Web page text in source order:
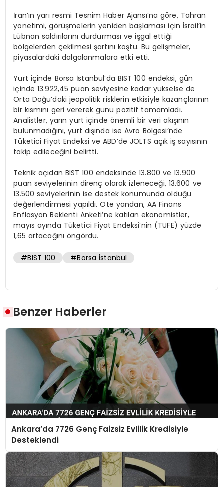
İran’ın yarı resmi Tesnim Haber Ajansı’na göre, Tahran
yönetimi, görüşmelerin yeniden başlaması için İsrail’in
Lübnan saldırılarını durdurması ve işgal ettiği
bölgelerden çekilmesi şartını koştu. Bu gelişmeler,
piyasalardaki dalgalanmalara etki etti.
Yurt içinde Borsa İstanbul’da BIST 100 endeksi, gün
içinde 13.922,45 puan seviyesine kadar yükselse de
Orta Doğu’daki jeopolitik risklerin etkisiyle kazançlarının
bir kısmını geri vererek günü pozitif tamamladı.
Analistler, yarın yurt içinde önemli bir veri akışının
bulunmadığını, yurt dışında ise Avro Bölgesi’nde
Tüketici Fiyat Endeksi ve ABD’de JOLTS açık iş sayısının
takip edileceğini belirtti.
Teknik açıdan BIST 100 endeksinde 13.800 ve 13.900
puan seviyelerinin direnç olarak izleneceği, 13.600 ve
13.500 seviyelerinin ise destek konumunda olduğu
değerlendirmesi yapıldı. Öte yandan, AA Finans
Enflasyon Beklenti Anketi’ne katılan ekonomistler,
mayıs ayında Tüketici Fiyat Endeksi’nin (TÜFE) yüzde
1,65 artacağını öngördü.
#BIST 100 #Borsa İstanbul
Benzer Haberler
Ankara’da 7726 Genç Faizsiz Evlilik Kredisiyle
Desteklendi